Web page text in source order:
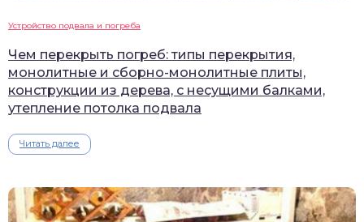
Устройство подвала и погреба
Чем перекрыть погреб: типы перекрытия,
монолитные и сборно-монолитные плиты,
конструкции из дерева, с несущими балками,
утепление потолка подвала
Читать далее